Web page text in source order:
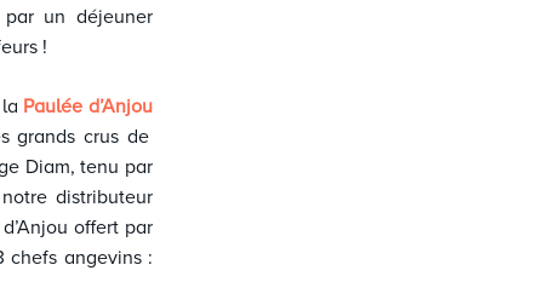
un déjeuner
!
Paulée d’Anjou
grands crus de
Diam, tenu par
distributeur
offert par
chefs angevins :